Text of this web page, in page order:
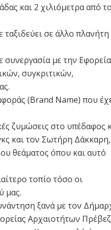
και 2 χιλιόμετρα από το
σε άλλο πλανήτη
με την Εφορεία
συγκριτικών,
(Brand Name) που
ζυμώσεις στο υπέδαφος
και τον Σωτήρη Δάκκαρη,
θεάματος όπου και αυτό
τοπίο τόσο οι
μας.
ξανά με τον
Αρχαιοτήτων